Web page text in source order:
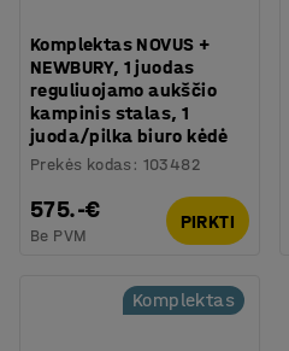
Komplektas NOVUS +
NEWBURY, 1 juodas
reguliuojamo aukščio
kampinis stalas, 1
juoda/pilka biuro kėdė
Prekės kodas : 103482
575.-€
Be PVM
PIRKTI
Komplektas